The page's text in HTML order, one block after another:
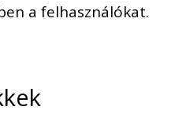
a felhasználókat.